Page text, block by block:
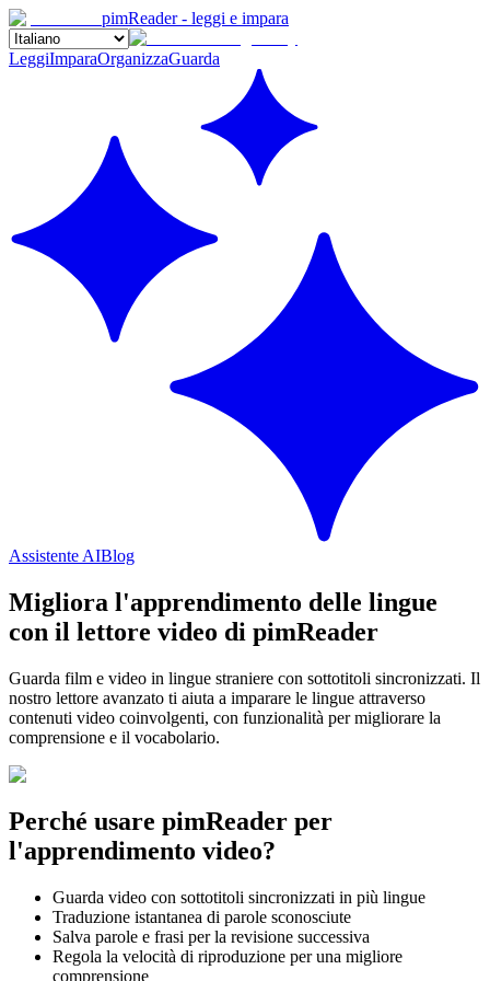
pimReader - leggi e impara
LeggiImparaOrganizzaGuarda
Assistente AIBlog
Migliora l'apprendimento delle lingue
con il lettore video di pimReader
Guarda film e video in lingue straniere con sottotitoli sincronizzati. Il
nostro lettore avanzato ti aiuta a imparare le lingue attraverso
contenuti video coinvolgenti, con funzionalità per migliorare la
comprensione e il vocabolario.
Perché usare pimReader per
l'apprendimento video?
Guarda video con sottotitoli sincronizzati in più lingue
Traduzione istantanea di parole sconosciute
Salva parole e frasi per la revisione successiva
Regola la velocità di riproduzione per una migliore
comprensione